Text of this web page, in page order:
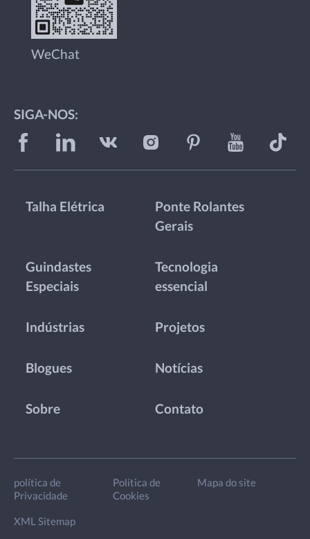
WeChat
SIGA-NOS:
Talha Elétrica
Ponte Rolantes
Gerais
Guindastes
Especiais
Tecnologia
essencial
Indústrias Projetos
Blogues Notícias
Sobre Contato
política de
Privacidade
Política de
Cookies
Mapa do site
XML Sitemap